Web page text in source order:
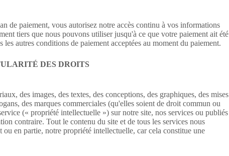
de paiement, vous autorisez notre accès continu à vos informations
tiers que nous pouvons utiliser jusqu'à ce que votre paiement ait été
autres conditions de paiement acceptées au moment du paiement.
DES DROITS
des images, des textes, des conceptions, des graphiques, des mises
des marques commerciales (qu'elles soient de droit commun ou
(« propriété intellectuelle ») sur notre site, nos services ou publiés
contraire. Tout le contenu du site et de tous les services nous
en partie, notre propriété intellectuelle, car cela constitue une